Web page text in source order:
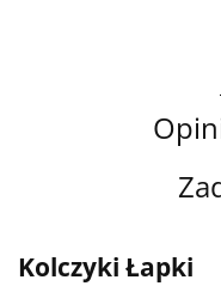
Kolczyki Łapki